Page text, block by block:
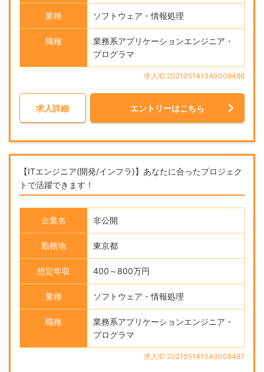
業種 ソフトウェア・情報処理
職種
業務系アプリケーションエンジニア・
プログラマ
求人ID:2021051413A0008486
求人詳細 エントリーはこちら
【ITエンジニア(開発/インフラ)】あなたに合ったプロジェク
トで活躍できます！
企業名 非公開
勤務地 東京都
想定年収 400～800万円
業種 ソフトウェア・情報処理
職種
業務系アプリケーションエンジニア・
プログラマ
求人ID:2021051413A0008487